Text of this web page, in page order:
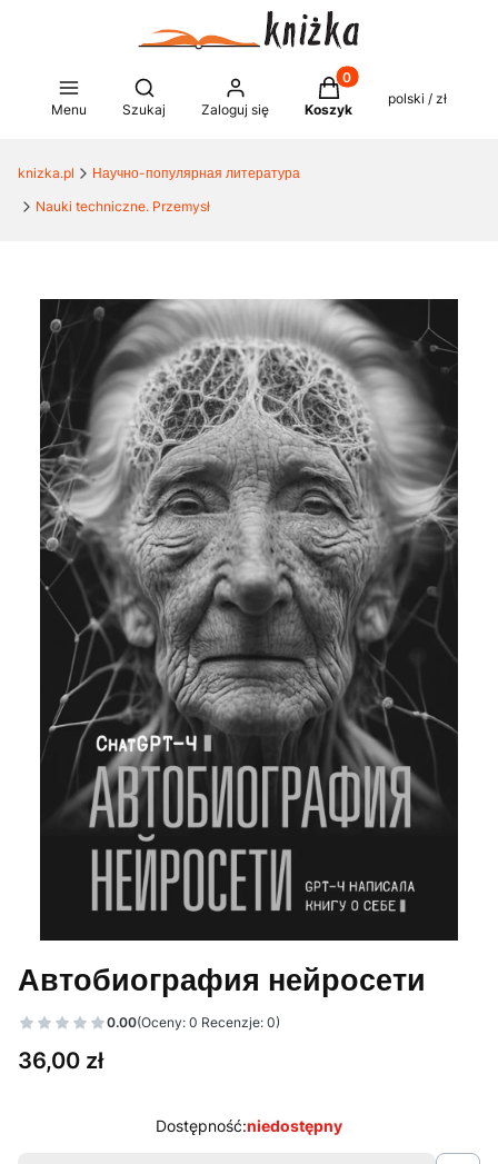
Menu
Otwórz wyszukiwarkę
Szukaj Zaloguj się
Produkty w koszyku:
Koszyk
polski / zł
knizka.pl
Научно-популярная литература
Nauki techniczne. Przemysł
Автобиография нейросети
0.00(Oceny: 0 Recenzje: 0)
Cena
36,00 zł
Dostępność:niedostępny